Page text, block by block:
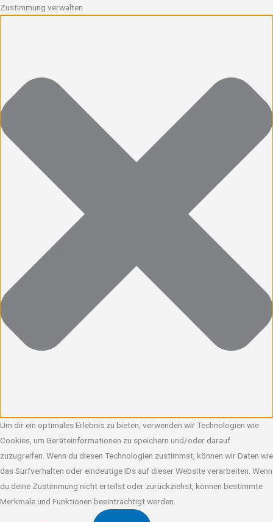
Zustimmung verwalten
Um dir ein optimales Erlebnis zu bieten, verwenden wir Technologien wie
Cookies, um Geräteinformationen zu speichern und/oder darauf
zuzugreifen. Wenn du diesen Technologien zustimmst, können wir Daten wie
das Surfverhalten oder eindeutige IDs auf dieser Website verarbeiten. Wenn
du deine Zustimmung nicht erteilst oder zurückziehst, können bestimmte
Merkmale und Funktionen beeinträchtigt werden.